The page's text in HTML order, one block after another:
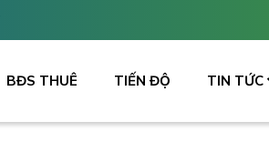
BĐS THUÊ TIẾN ĐỘ TIN TỨC